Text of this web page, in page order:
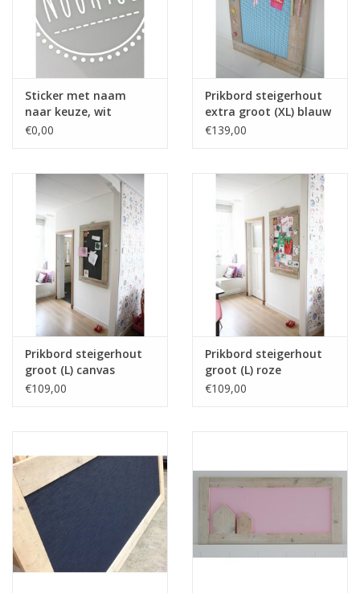
KAMERS
ALGEMEEN
Merken
Sticker met naam
naar keuze, wit
€0,00
Prikbord steigerhout
extra groot (XL) blauw
€139,00
Prikbord steigerhout
groot (L) canvas
€109,00
Prikbord steigerhout
groot (L) roze
€109,00